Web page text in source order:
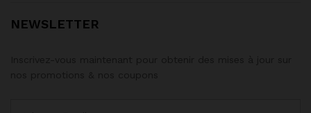
NEWSLETTER